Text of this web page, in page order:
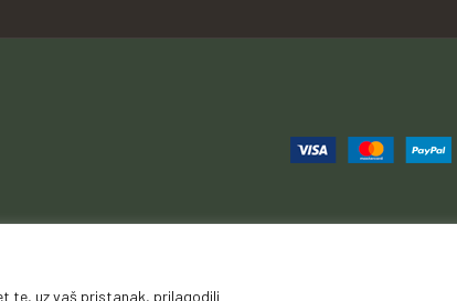
te, uz vaš pristanak, prilagodili
Impressum Garancije, povrati i reklamacije